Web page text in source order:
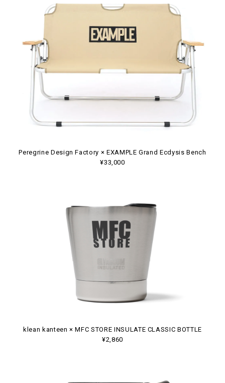
Peregrine Design Factory × EXAMPLE Grand Ecdysis Bench
¥33,000
klean kanteen × MFC STORE INSULATE CLASSIC BOTTLE
¥2,860